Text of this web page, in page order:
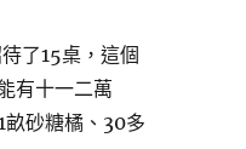
了15桌，這個
有十一二萬
畝砂糖橘、30多